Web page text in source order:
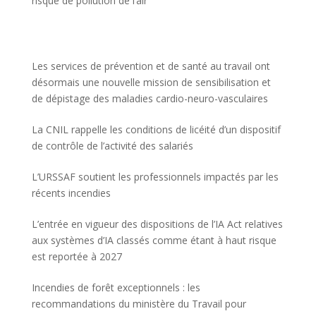
Les services de prévention et de santé au travail ont
désormais une nouvelle mission de sensibilisation et
de dépistage des maladies cardio-neuro-vasculaires
La CNIL rappelle les conditions de licéité d’un dispositif
de contrôle de l’activité des salariés
L’URSSAF soutient les professionnels impactés par les
récents incendies
L’entrée en vigueur des dispositions de l’IA Act relatives
aux systèmes d’IA classés comme étant à haut risque
est reportée à 2027
Incendies de forêt exceptionnels : les
recommandations du ministère du Travail pour